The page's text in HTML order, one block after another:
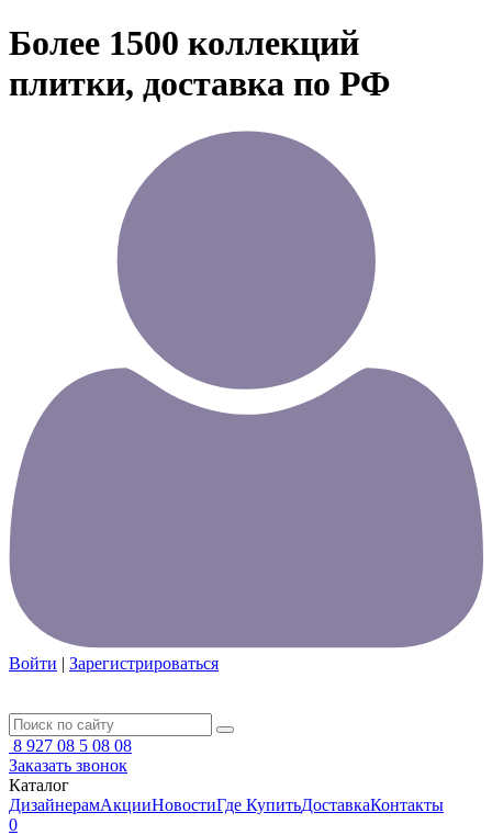
Более 1500 коллекций
плитки, доставка по РФ
Войти | Зарегистрироваться
8 927 08 5 08 08
Заказать звонок
Каталог
ДизайнерамАкцииНовостиГде КупитьДоставкаКонтакты
0